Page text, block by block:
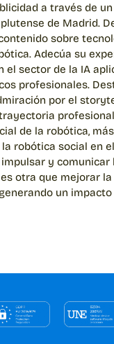
a través de
de Madrid.
sobre
Adecúa su
el sector de la IA
profesionales.
por el
de la robótica, más
robótica social en
y comunicar
otra que mejorar
un